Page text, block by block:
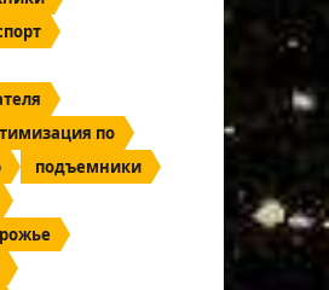
по
подъемники